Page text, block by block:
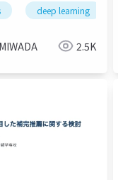
deep learning
2.5K